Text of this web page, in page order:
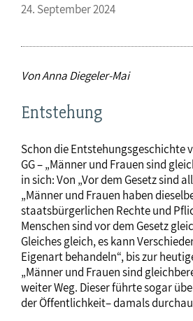
24. September 2024
Von Anna Diegeler-Mai
Entstehung
Schon die Entstehungsgeschichte
GG – „Männer und Frauen sind
in sich: Von „Vor dem Gesetz sind
„Männer und Frauen haben
staatsbürgerlichen Rechte und
Menschen sind vor dem Gesetz
Gleiches gleich, es kann
Eigenart behandeln“, bis zur
„Männer und Frauen sind
weiter Weg. Dieser führte sogar
der Öffentlichkeit– damals